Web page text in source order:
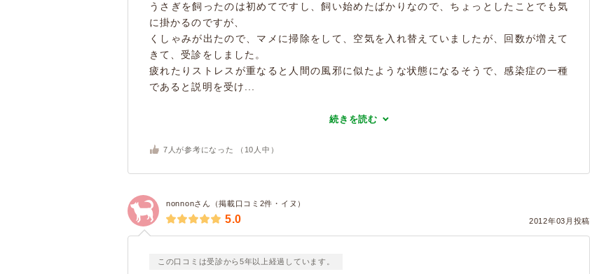
うさぎを飼ったのは初めてですし、飼い始めたばかりなので、ちょっとしたことでも気
に掛かるのですが、
くしゃみが出たので、マメに掃除をして、空気を入れ替えていましたが、回数が増えて
きて、受診をしました。
疲れたりストレスが重なると人間の風邪に似たような状態になるそうで、感染症の一種
であると説明を受け...
続きを読む
7 人が参考になった （ 10 人中）
nonnonさん（掲載口コミ2件・イヌ）
2012年03月投稿
5.0
この口コミは受診から5年以上経過しています。